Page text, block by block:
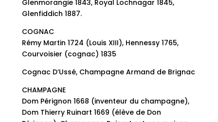
Glenmorangie 1843, Royal Lochnagar 1845,
Glenfiddich 1887.
COGNAC
Rémy Martin 1724 (Louis XIII), Hennessy 1765,
Courvoisier (cognac) 1835
Cognac D’Ussé, Champagne Armand de Brignac
CHAMPAGNE
Dom Pérignon 1668 (inventeur du champagne),
Dom Thierry Ruinart 1669 (élève de Don